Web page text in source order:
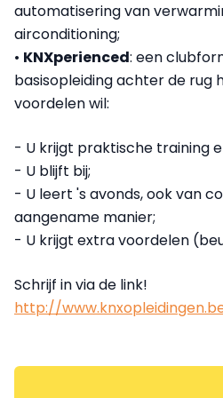
automatisering van
airconditioning;
• KNXperienced: een
basisopleiding achter de rug
voordelen wil:
- U krijgt praktische training
- U blijft bij;
- U leert 's avonds, ook van
aangename manier;
- U krijgt extra voordelen
Schrijf in via de link!
http://